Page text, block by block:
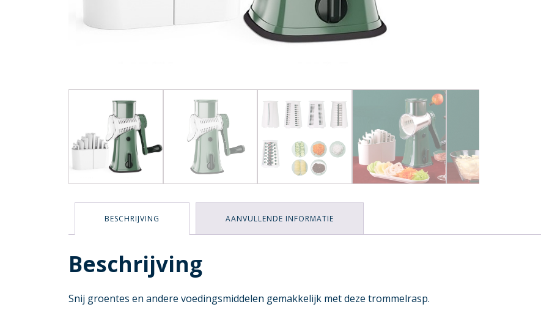
BESCHRIJVING AANVULLENDE INFORMATIE
Beschrijving
Snij groentes en andere voedingsmiddelen gemakkelijk met deze trommelrasp.